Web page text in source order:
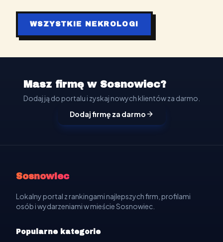
WSZYSTKIE NEKROLOGI
Masz firmę w Sosnowiec?
Dodaj ją do portalu i zyskaj nowych klientów za darmo.
Dodaj firmę za darmo
Sosnowiec
Lokalny portal z rankingami najlepszych firm, profilami
osób i wydarzeniami w mieście Sosnowiec.
Popularne kategorie